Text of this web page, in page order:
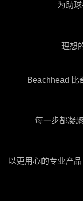
为助
理想
Beachhead 比
每一步都凝
以更用心的专业产